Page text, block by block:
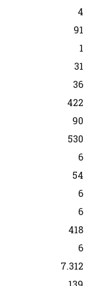
4
91
1
31
36
422
90
530
6
54
6
6
418
6
7.312